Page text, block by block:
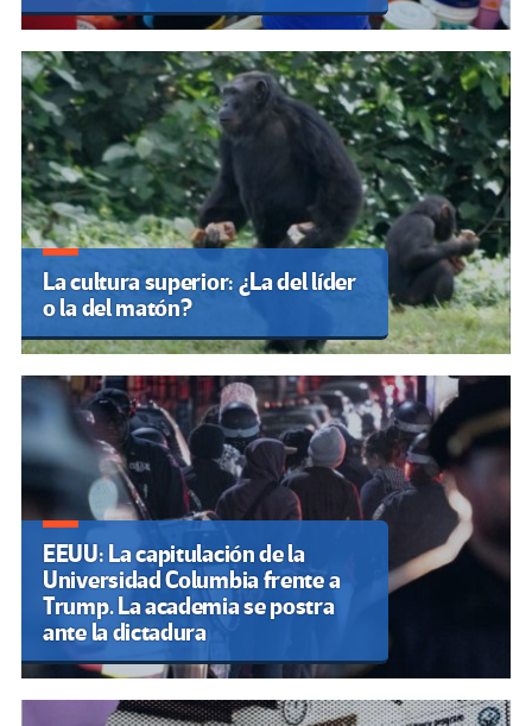
La cultura superior: ¿La del líder
o la del matón?
EEUU: La capitulación de la
Universidad Columbia frente a
Trump. La academia se postra
ante la dictadura